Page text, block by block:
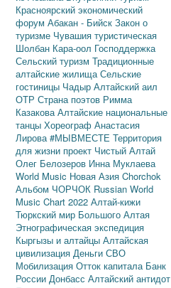
Красноярский экономический
форум Абакан - Бийск Закон о
туризме Чувашия туристическая
Шолбан Кара-оол Господдержка
Сельский туризм Традиционные
алтайские жилищаСельские
гостиницы Чадыр Алтайский аил
ОТР Страна поэтов Римма
КазаковаАлтайские национальные
танцы Хореограф Анастасия
Лирова#МЫВМЕСТЕ Территория
для жизни проект Чистый Алтай
Олег Белозеров Инна Муклаева
World Music Новая Азия Chorchok
Альбом ЧОРЧОК Russian World
Music Chart 2022 Алтай-кижи
Тюркский мир Большого Алтая
Этнографическая экспедиция
Кыргызы и алтайцы Алтайская
цивилизация Деньги СВО
Мобилизация Отток капитала Банк
России Донбасс Алтайский антидот